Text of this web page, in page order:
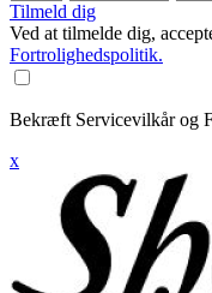
Tilmeld dig
Ved at tilmelde dig,
Fortrolighedspolitik.
Bekræft Servicevilkår og
x